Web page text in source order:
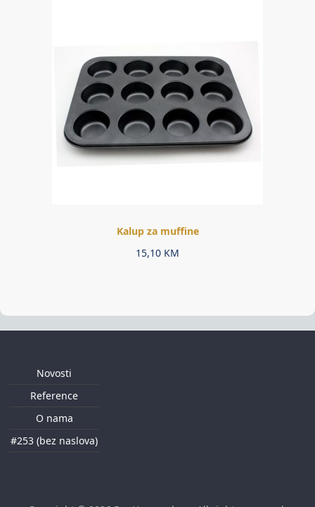
Kalup za muffine
15,10 KM
Novosti
Reference
O nama
#253 (bez naslova)